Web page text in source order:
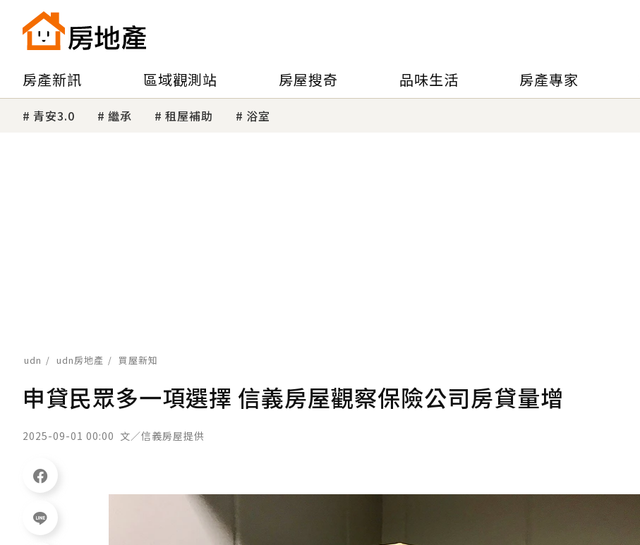
房產新訊 區域觀測站 房屋搜奇 品味生活 房產專家
青安3.0 繼承 租屋補助 浴室
udn udn房地產 買屋新知
申貸民眾多一項選擇 信義房屋觀察保險公司房貸量增
2025-09-01 00:00 文／信義房屋提供